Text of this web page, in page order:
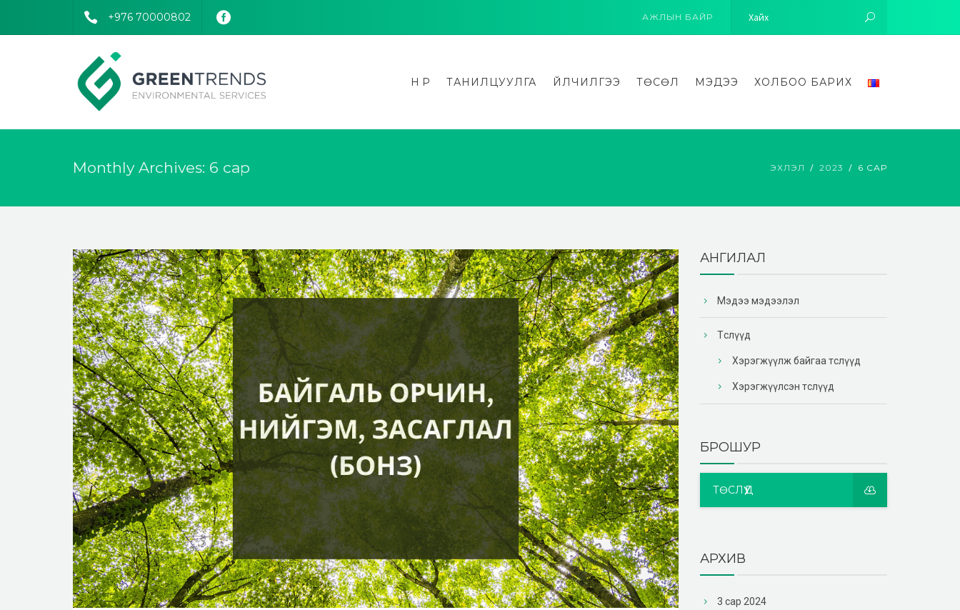
+976 70000802 АЖЛЫН БАЙР
НҮҮР ТАНИЛЦУУЛГА ҮЙЛЧИЛГЭЭ ТӨСӨЛ МЭДЭЭ ХОЛБОО БАРИХ
Monthly Archives: 6 сар ЭХЛЭЛ 2023 6 САР
АНГИЛАЛ
Мэдээ мэдээлэл
Төслүүд
Хэрэгжүүлж байгаа төслүүд
Хэрэгжүүлсэн төслүүд
БРОШУР
ТӨСЛҮҮД
АРХИВ
3 сар 2024